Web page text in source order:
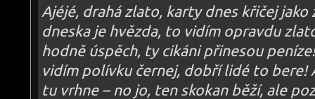
v
Ajéjé, drahá zlato, karty dnes křičej jako
dneska je hvězda, to vidím opravdu
hodně úspěch, ty cikáni přinesou
vidím polívku černej, dobří lidé to bere!
tu vrhne – no jo, ten skokan běží, ale